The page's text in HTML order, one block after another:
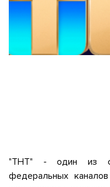
"ТНТ" - один из
федеральных